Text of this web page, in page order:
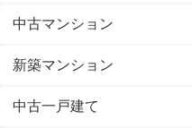
中古マンション
新築マンション
中古一戸建て